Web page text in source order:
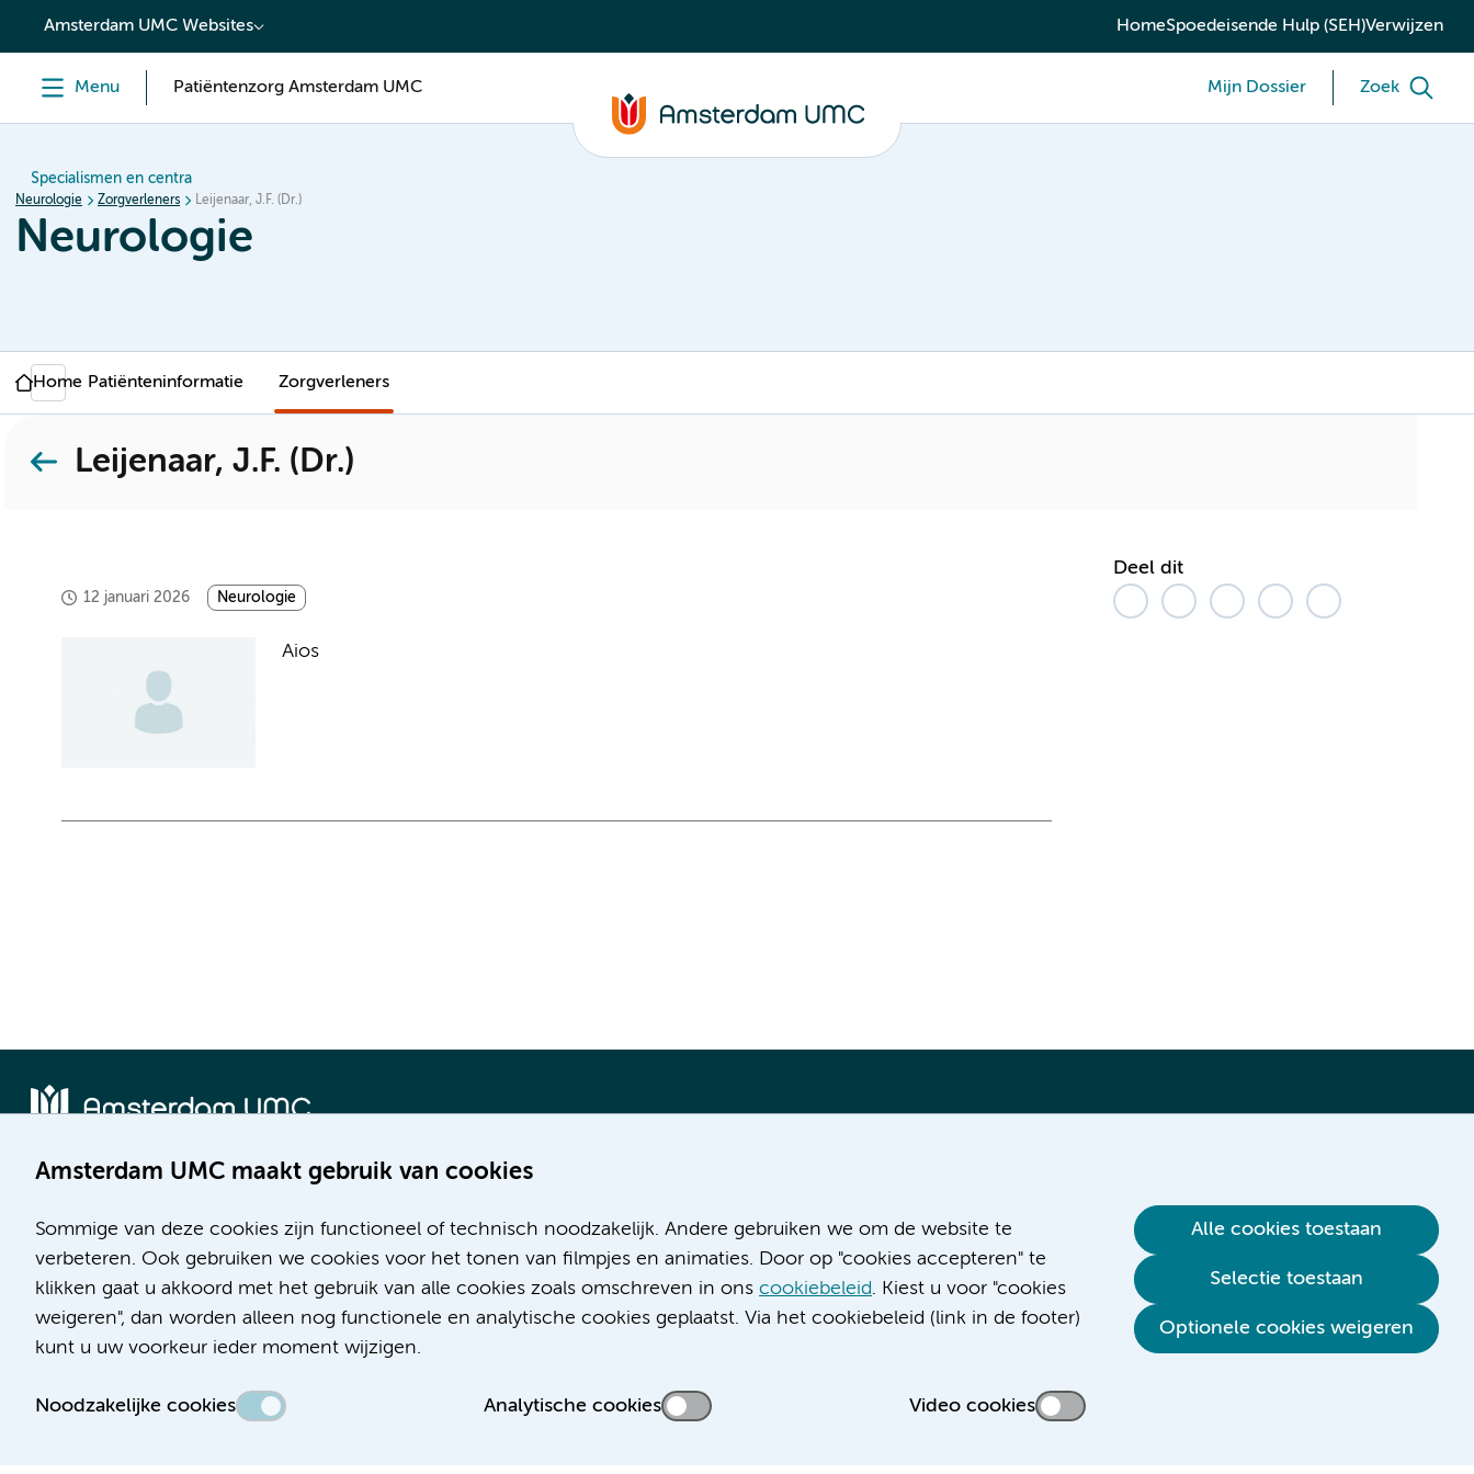
content
Amsterdam UMC Websites HomeSpoedeisende Hulp (SEH)Verwijzen
Menu Patiëntenzorg Amsterdam UMC Mijn Dossier Zoek
Specialismen en centra
Neurologie Zorgverleners Leijenaar, J.F. (Dr.)
Neurologie
Home Patiënteninformatie Zorgverleners
Leijenaar, J.F. (Dr.)
12 januari 2026 Neurologie
Aios
Deel dit
Amsterdam UMC maakt gebruik van cookies
Sommige van deze cookies zijn functioneel of technisch noodzakelijk. Andere gebruiken we om de website te
verbeteren. Ook gebruiken we cookies voor het tonen van filmpjes en animaties. Door op "cookies accepteren" te
klikken gaat u akkoord met het gebruik van alle cookies zoals omschreven in ons cookiebeleid. Kiest u voor "cookies
weigeren", dan worden alleen nog functionele en analytische cookies geplaatst. Via het cookiebeleid (link in de footer)
kunt u uw voorkeur ieder moment wijzigen.
Noodzakelijke cookies Analytische cookies Video cookies
Alle cookies toestaan
Selectie toestaan
Optionele cookies weigeren
Meibergdreef 9
1105 AZ Amsterdam
Telefoon:
(020) 566 9111
Route en parkeren
De Boelelaan 1117
1081 HV Amsterdam
(020) 444 4444
Route en parkeren
Werken bij Amsterdam UMC
Over Amsterdam UMC
Nieuws
Research